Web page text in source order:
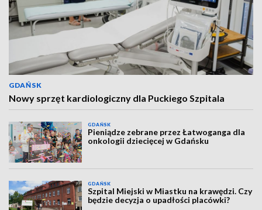
GDAŃSK
Nowy sprzęt kardiologiczny dla Puckiego Szpitala
GDAŃSK
Pieniądze zebrane przez Łatwoganga dla
onkologii dziecięcej w Gdańsku
GDAŃSK
Szpital Miejski w Miastku na krawędzi. Czy
będzie decyzja o upadłości placówki?